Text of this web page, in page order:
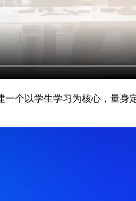
个以学生学习为核心，量身